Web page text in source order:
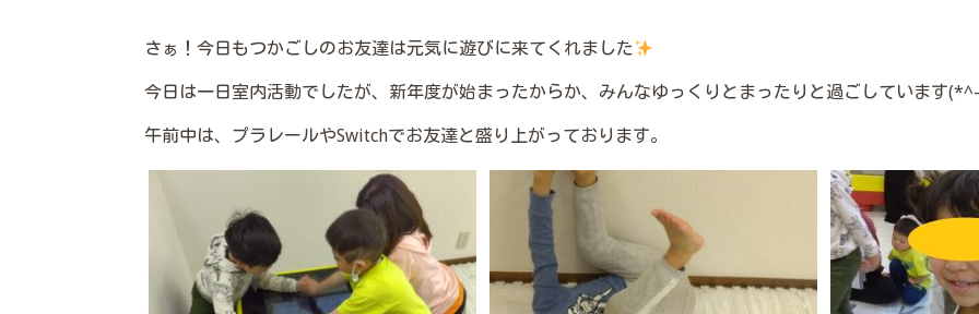
さぁ！今日もつかごしのお友達は元気に遊びに来てくれました
今日は一日室内活動でしたが、新年度が始まったからか、みんなゆっくりとまったりと過ごしています
午前中は、プラレールやSwitchでお友達と盛り上がっております。